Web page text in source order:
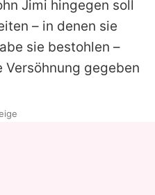
Jimi hingegen soll
– in denen sie
sie bestohlen –
gegeben